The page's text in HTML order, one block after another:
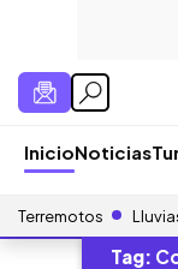
InicioNoticias
Terremotos
Tag: